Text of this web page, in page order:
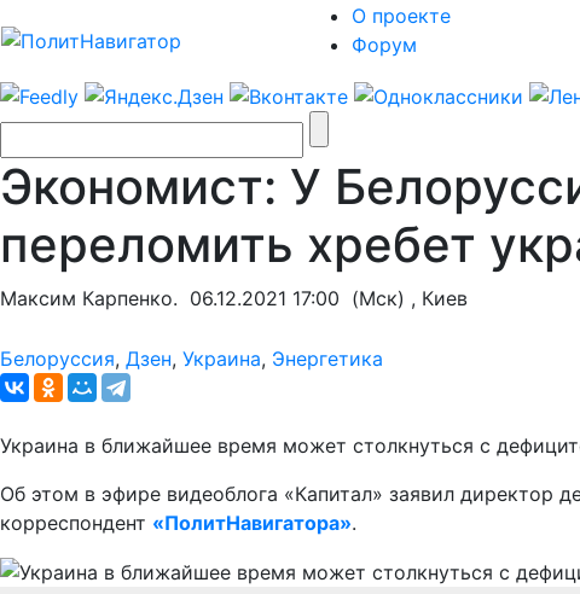
О проекте
Форум
Экономист: У
переломить хребет
Максим Карпенко. 06.12.2021 17:00 (Мск) , Киев
Белоруссия, Дзен, Украина, Энергетика
Украина в ближайшее время может столкнуться с
Об этом в эфире видеоблога «Капитал» заявил директор
корреспондент «ПолитНавигатора».